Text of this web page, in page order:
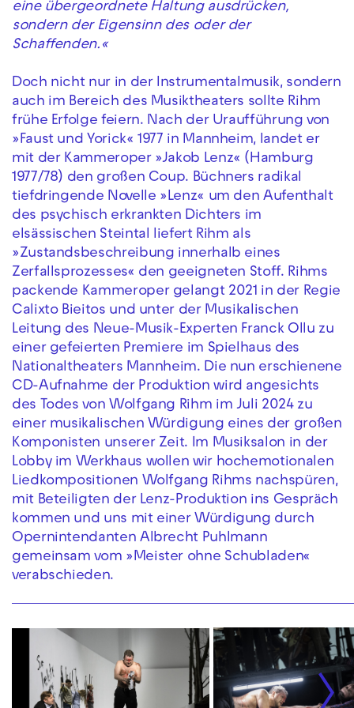
eine übergeordnete Haltung ausdrücken,
sondern der Eigensinn des oder der
Schaffenden.«
Doch nicht nur in der Instrumentalmusik, sondern
auch im Bereich des Musiktheaters sollte Rihm
frühe Erfolge feiern. Nach der Uraufführung von
»Faust und Yorick« 1977 in Mannheim, landet er
mit der Kammeroper »Jakob Lenz« (Hamburg
1977/78) den großen Coup. Büchners radikal
tiefdringende Novelle »Lenz« um den Aufenthalt
des psychisch erkrankten Dichters im
elsässischen Steintal liefert Rihm als
»Zustandsbeschreibung innerhalb eines
Zerfallsprozesses« den geeigneten Stoff. Rihms
packende Kammeroper gelangt 2021 in der Regie
Calixto Bieitos und unter der Musikalischen
Leitung des Neue-Musik-Experten Franck Ollu zu
einer gefeierten Premiere im Spielhaus des
Nationaltheaters Mannheim. Die nun erschienene
CD-Aufnahme der Produktion wird angesichts
des Todes von Wolfgang Rihm im Juli 2024 zu
einer musikalischen Würdigung eines der großen
Komponisten unserer Zeit. Im Musiksalon in der
Lobby im Werkhaus wollen wir hochemotionalen
Liedkompositionen Wolfgang Rihms nachspüren,
mit Beteiligten der Lenz-Produktion ins Gespräch
kommen und uns mit einer Würdigung durch
Opernintendanten Albrecht Puhlmann
gemeinsam vom »Meister ohne Schubladen«
verabschieden.